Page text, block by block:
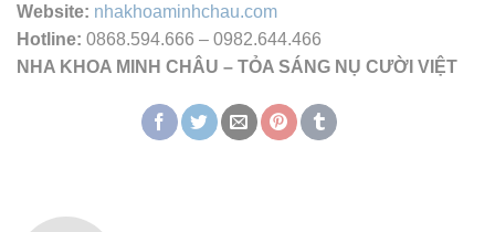
Website: nhakhoaminhchau.com
Hotline: 0868.594.666 – 0982.644.466
NHA KHOA MINH CHÂU – TỎA SÁNG NỤ CƯỜI VIỆT